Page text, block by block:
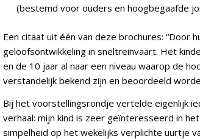
(bestemd voor ouders en hoogbegaafde
Een citaat uit één van deze brochures: “Door
geloofsontwikkeling in sneltreinvaart. Het
en de 10 jaar al naar een niveau waarop de
verstandelijk bekend zijn en beoordeeld
Bij het voorstellingsrondje vertelde eigenlijk
verhaal: mijn kind is zeer geïnteresseerd in
simpelheid op het wekelijks verplichte uurtje